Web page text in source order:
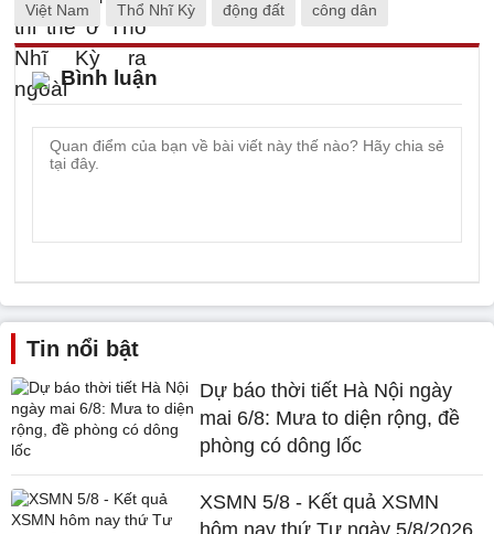
Việt Nam Thổ Nhĩ Kỳ động đất công dân
Bình luận
Tin nổi bật
Dự báo thời tiết Hà Nội ngày
mai 6/8: Mưa to diện rộng, đề
phòng có dông lốc
XSMN 5/8 - Kết quả XSMN
hôm nay thứ Tư ngày 5/8/2026